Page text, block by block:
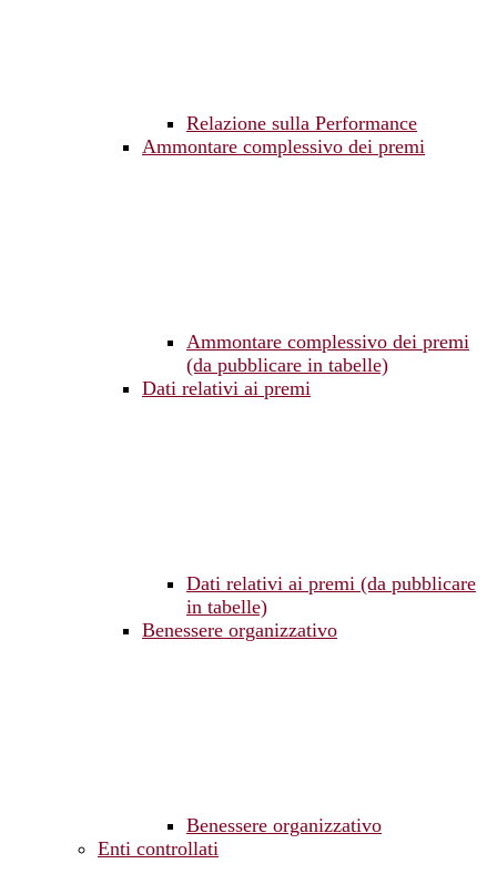
Relazione sulla Performance
Ammontare complessivo dei premi
Ammontare complessivo dei premi
(da pubblicare in tabelle)
Dati relativi ai premi
Dati relativi ai premi (da pubblicare
in tabelle)
Benessere organizzativo
Benessere organizzativo
Enti controllati